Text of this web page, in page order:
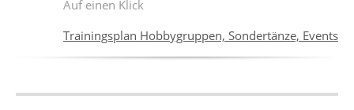
Auf einen Klick
Trainingsplan Hobbygruppen, Sondertänze, Events